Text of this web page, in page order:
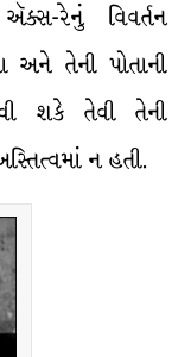
રેનું વિવર્તન
અને તેની પોતાની
શકે તેવી તેની
ન હતી.